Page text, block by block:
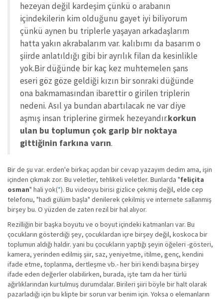
hezeyan değil kardeşim çünkü o arabanın
içindekilerin kim olduğunu gayet iyi biliyorum
çünkü aynen bu triplerle yaşayan arkadaşlarım
hatta yakın akrabalarım var. kalıbımı da basarım o
şiirde anlatıldığı gibi bir ayrılık filan da kesinlikle
yok.Bir düğünde bir kaç kez muhtemelen şans
eseri göz göze geldiği kızın bir sonraki düğünde
ona bakmamasından ibarettir o girilen triplerin
nedeni. Asıl ya bundan abartılacak ne var diye
aşmış insan triplerine girmek hezeyandır.korkun
ulan bu toplumun çok garip bir noktaya
gittiğinin farkına varın.
Bir de şu var. erden'e birkaç açıdan bir cevap yazayım dedim ama, işin
içinden çıkmak zor. Bu veletler, tehlikeli veletler. Bunlarda "feliçita
osman" hali yok(*). Bu videoyu birisi gizlice çekmiş değil, elde cep
telefonu, "hadi gülüm başla" denilerek çekilmiş ve internete sallanmış
birşey bu. O yüzden de zaten rezil bir hal alıyor.
Rezilliğin bir başka boyutu ve o boyut içindeki katmanları var. Bu
çocukların gösterdiği şey, çocuklardan içre birşey değil, koskoca bir
toplumun aldığı haldir. yani bu çocukların yaptığı şeyin öğeleri -gösteri,
kamera, yerinden edilmiş şiir, saz, yeniyetme, itilme, genç, kendini
ifade etme, toplanma, dertleşme vb.- her biri kendi başına birşey
ifade eden değerler olabilirken, burada, işte tam da her türlü
ağırlıklarından kurtulmuş durumdalar. Birileri şiiri böyle bir halt olarak
pazarladığı için bu klipte bir sorun var benim için. Yoksa o elemanların